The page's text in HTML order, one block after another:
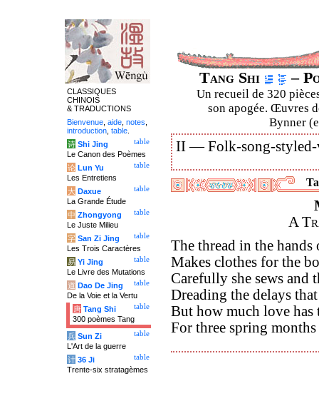
Tang Shi –
Un recueil de 320
son apogée. Œuvres
Bynner
II —Folk-song-styled-
A
The thread in the
Makes clothes for the
Carefully she sews and
Dreading the delays
But how much love has
For three spring
CLASSIQUES
CHINOIS
& TRADUCTIONS
Bienvenue aide notes
introduction table
table
诗 Shi Jing
Le Canon des Poèmes
table
论 Lun Yu
Les Entretiens
table
大 Daxue
La Grande Étude
table
中 Zhongyong
Le Juste Milieu
table
字 San Zi Jing
Les Trois Caractères
table
易 Yi Jing
Le Livre des Mutations
table
道 Dao De Jing
De la Voie et la Vertu
table
唐 Tang Shi
300 poèmes Tang
table
兵 Sun Zi
L'Art de la guerre
table
计 36 Ji
Trente-six stratagèmes